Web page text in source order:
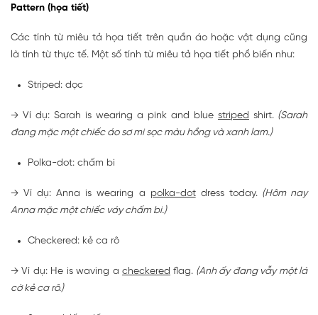
Pattern (họa tiết)
Các tính từ miêu tả họa tiết trên quần áo hoặc vật dụng cũng
là tính từ thực tế. Một số tính từ miêu tả họa tiết phổ biến như:
Striped: dọc
→ Ví dụ: Sarah is wearing a pink and blue striped shirt. (Sarah
đang mặc một chiếc áo sơ mi sọc màu hồng và xanh lam.)
Polka-dot: chấm bi
→ Ví dụ: Anna is wearing a polka-dotdress today.(Hôm nay
Anna mặc một chiếc váy chấm bi.)
Checkered: kẻ ca rô
→ Ví dụ: He is waving a checkered flag. (Anh ấy đang vẫy một lá
cờ kẻ ca rô.)